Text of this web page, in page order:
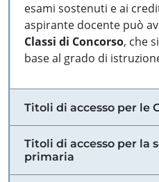
esami sostenuti e ai
aspirante docente può
Classi di Concorso, che
base al grado di
Titoli di accesso per le
Titoli di accesso per la
primaria